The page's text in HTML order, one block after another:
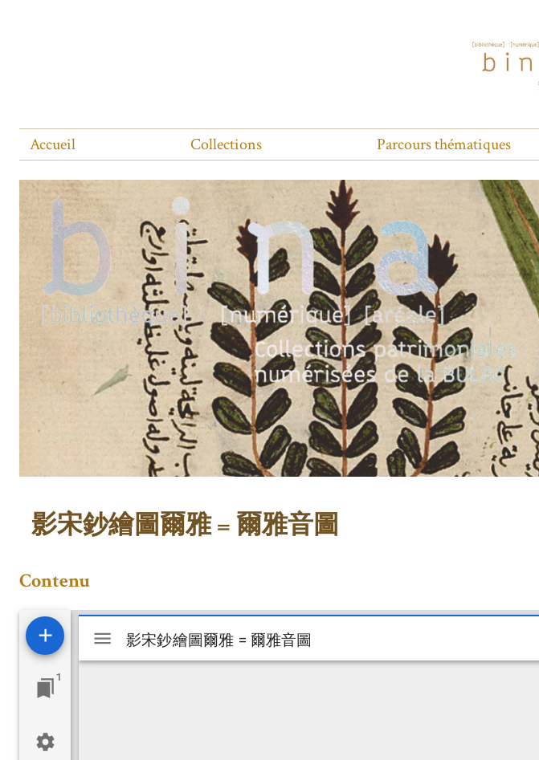
Accueil Collections Parcours thématiques
影宋鈔繪圖爾雅 = 爾雅音圖
Contenu
1
Visualiseur
Mirador
影宋鈔繪圖爾雅 = 爾雅音圖
影宋鈔繪圖爾雅 = 爾雅音圖